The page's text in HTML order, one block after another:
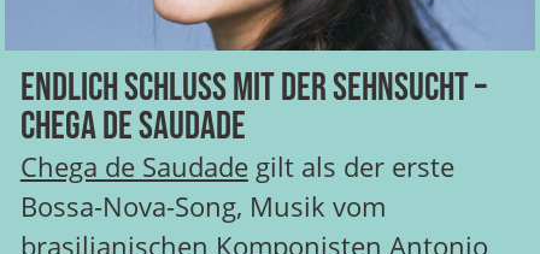
Endlich Schluss mit der Sehnsucht –
Chega de Saudade
Chega de Saudadegilt als der erste
Bossa-Nova-Song, Musik vom
brasilianischen Komponisten Antonio